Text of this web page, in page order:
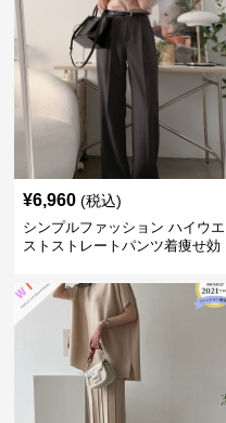
¥6,960 (税込)
シンプルファッション ハイウエ
ストストレートパンツ着痩せ効